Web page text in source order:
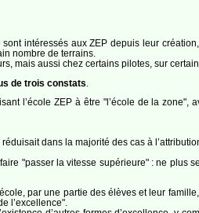
intéressés aux ZEP depuis leur
nombre de terrains.
mais aussi chez certains pilotes, sur
de trois constats
l’école ZEP à être "l’école de la
dans la majorité des cas à
"passer la vitesse supérieure" : ne plus
par une partie des élèves et leur
l’excellence".